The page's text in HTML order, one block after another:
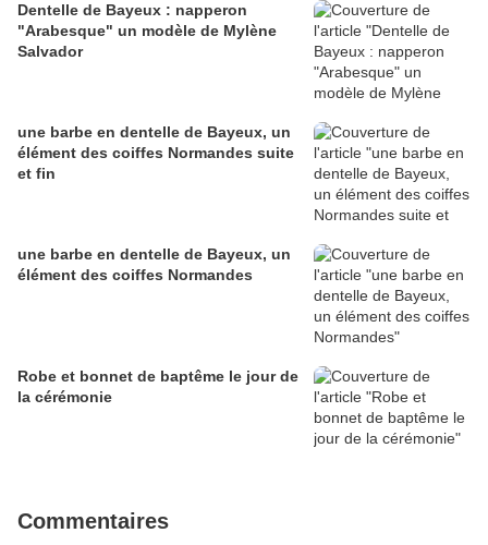
Dentelle de Bayeux : napperon
"Arabesque" un modèle de Mylène
Salvador
une barbe en dentelle de Bayeux, un
élément des coiffes Normandes suite
et fin
une barbe en dentelle de Bayeux, un
élément des coiffes Normandes
Robe et bonnet de baptême le jour de
la cérémonie
Commentaires